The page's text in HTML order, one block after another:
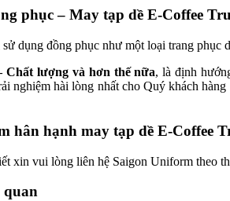
phục – May tạp dề E-Coffee
dụng đồng phục như một loại trang phục
Chất lượng và hơn thế nữa, là định
nghiệm hài lòng nhất cho Quý khách
hân hạnh may tạp dề E-Coffee
xin vui lòng liên hệ Saigon Uniform theo
quan